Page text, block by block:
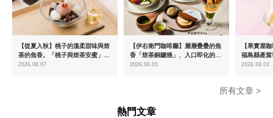
【從夏入秋】桃子的溫柔甜味與焙
茶的焦香。「桃子與焙茶安蜜」將
於8月中旬起限時販售
2026.08.07
【伊右衛門咖啡廳】層層疊疊的焦
香「焙茶銅鑼燒」、入口即化的
「宇治抹茶提拉米蘇」全新登場
2026.08.05
【果實屋
福島縣產
2026.08.03
所有文章 >
熱門文章